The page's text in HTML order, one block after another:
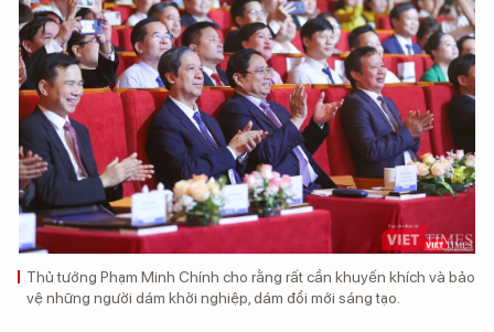
Thủ tướng Phạm Minh Chính cho rằng rất cần khuyến khích và bảo
vệ những người dám khởi nghiệp, dám đổi mới sáng tạo.